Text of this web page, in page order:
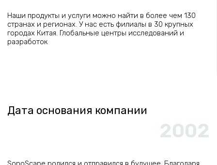
Наши продукты и услуги можно найти в более чем 130
странах и регионах. У нас есть филиалы в 30 крупных
городах Китая. Глобальные центры исследований и
разработок
Дата основания компании
2002